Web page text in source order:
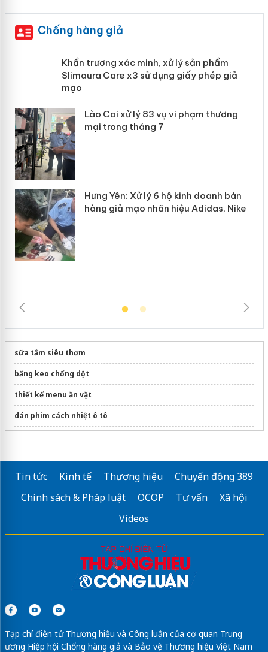
Chống hàng giả
Khẩn trương xác minh, xử lý sản phẩm
Slimaura Care x3 sử dụng giấy phép
sữa tắm siêu thơm
băng keo chống dột
thiết kế menu ăn vặt
dán phim cách nhiệt ô tô
Điện thoại Honor WIN RT Giá rẻ, BH 1 đổi 1 - Lỗi là đổi, Trả góp 0%
Nệm cao su thiên nhiên5cm, 10cm, 15cm
Tin tức Kinh tế Thương hiệu
Chuyển động 389
Chính sách & Pháp luật
OCOP Tư vấn
Xã hội
Videos
Tạp chí điện tử Thương hiệu và Công luận của cơ quan Trung
ương Hiệp hội Chống hàng giả và Bảo vệ Thương hiệu Việt Nam